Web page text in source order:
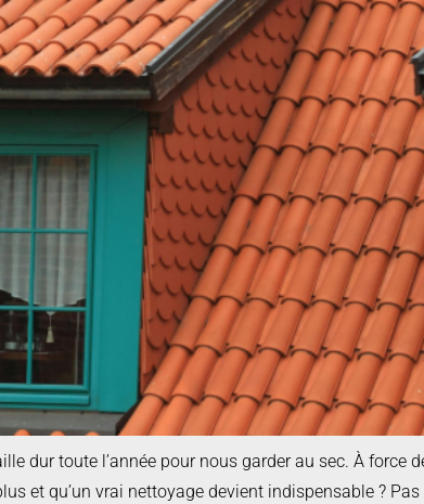
dur toute l’année pour nous garder au sec. À
et qu’un vrai nettoyage devient indispensable ?